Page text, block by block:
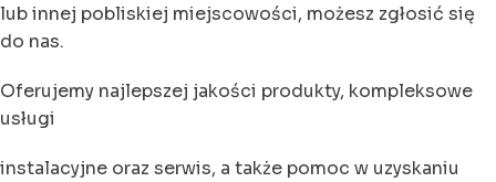
lub innej pobliskiej miejscowości, możesz zgłosić się
do nas.
Oferujemy najlepszej jakości produkty, kompleksowe
usługi
instalacyjne oraz serwis, a także pomoc w uzyskaniu